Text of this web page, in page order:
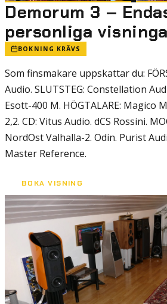
Demorum 3 –
personliga
BOKNING KRÄVS
Som finsmakare uppskattar du:
Audio. SLUTSTEG: Constellation
Esott-400 M. HÖGTALARE: Magico
2,2. CD: Vitus Audio. dCS Rossini.
NordOst Valhalla-2. Odin. Purist
Master Reference.
BOKA VISNING